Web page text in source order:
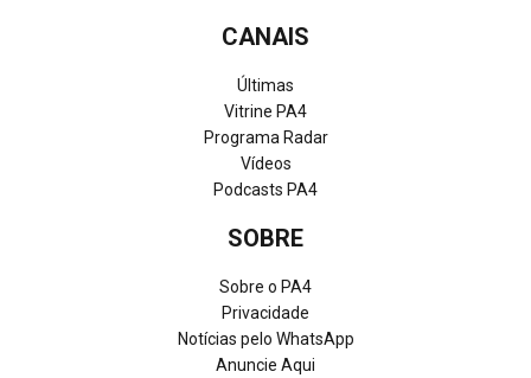
CANAIS
Últimas
Vitrine PA4
Programa Radar
Vídeos
Podcasts PA4
SOBRE
Sobre o PA4
Privacidade
Notícias pelo WhatsApp
Anuncie Aqui